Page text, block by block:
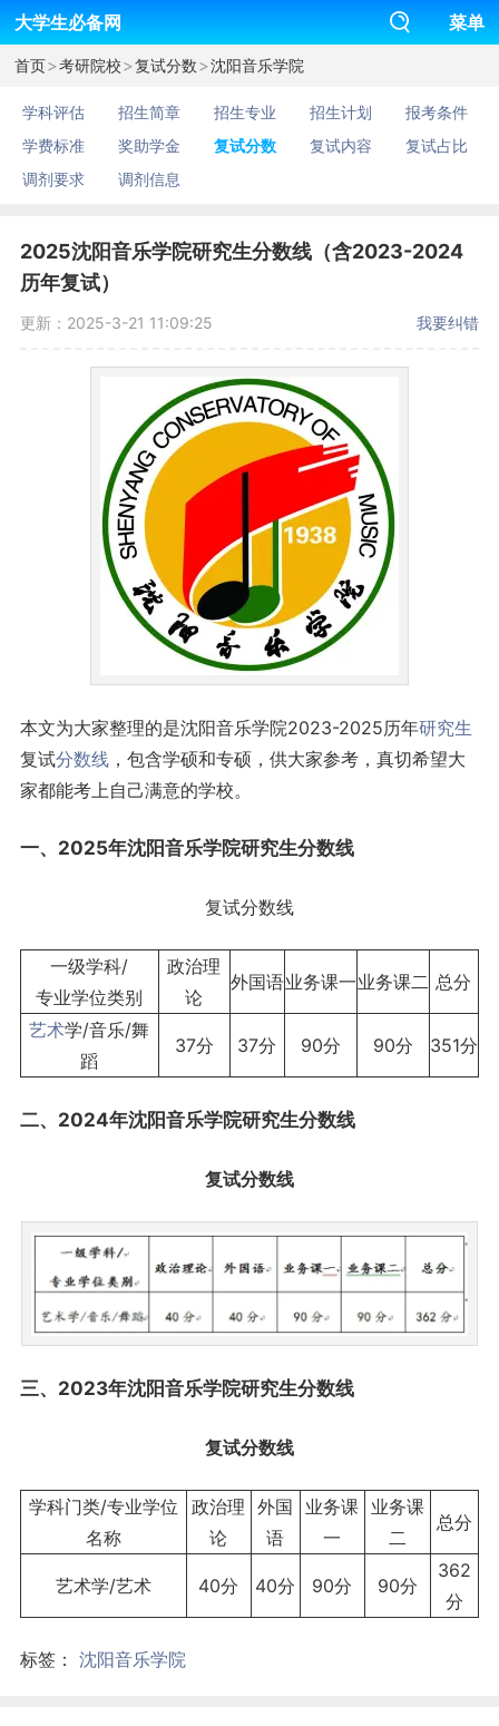
大学生必备网 菜单
首页>考研院校>复试分数>沈阳音乐学院
学科评估 招生简章 招生专业 招生计划
报考条件
学费标准
奖助学金 复试分数 复试内容
复试占比
调剂要求
调剂信息
2025沈阳音乐学院研究生分数线（含2023-2024
历年复试）
更新：2025-3-21 11:09:25 我要纠错
本文为大家整理的是沈阳音乐学院2023-2025历年研究生
复试分数线，包含学硕和专硕，供大家参考，真切希望大
家都能考上自己满意的学校。
一、2025年沈阳音乐学院研究生分数线
复试分数线
一级学科/
专业学位类别
政治理
论
外国语业务课一业务课二 总分
艺术学/音乐/舞
蹈
37分 37分 90分 90分 351分
二、2024年沈阳音乐学院研究生分数线
复试分数线
三、2023年沈阳音乐学院研究生分数线
复试分数线
学科门类/专业学位
名称
政治理
论
外国
语
业务课
一
业务课
二
总分
艺术学/艺术 40分 40分 90分 90分
362
分
标签： 沈阳音乐学院